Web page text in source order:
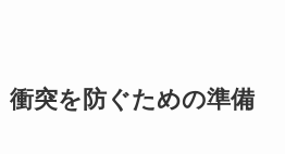
衝突を防ぐための準備